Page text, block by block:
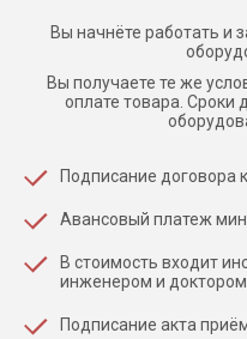
Вы начнёте работать и
Вы получаете те же
оплате товара. Сроки
Подписание договора
Авансовый платеж
В стоимость входит
инженером и
Подписание акта